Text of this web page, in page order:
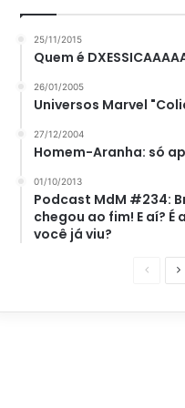
25/11/2015
Quem é
26/01/2005
Universos Marvel
27/12/2004
Homem-Aranha: só
01/10/2013
Podcast MdM #234:
chegou ao fim! E aí? É
você já viu?